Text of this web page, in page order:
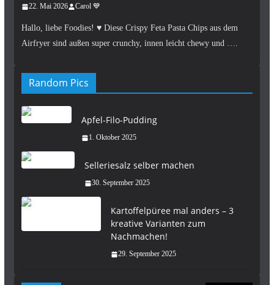
22. Mai 2026 Carol 💙
Hallo, liebe Foodies! ♥︎ Diese Crispy Feta Pasta Chips aus dem
Airfryer sind außen super crunchy, innen leicht chewy und ….
Random Pics
Apfel-Filo-Pudding
1. Oktober 2025
Selleriesalz selber machen
30. September 2025
Kartoffelpüree mal anders – 3
kreative Varianten zum
Nachmachen!
29. September 2025